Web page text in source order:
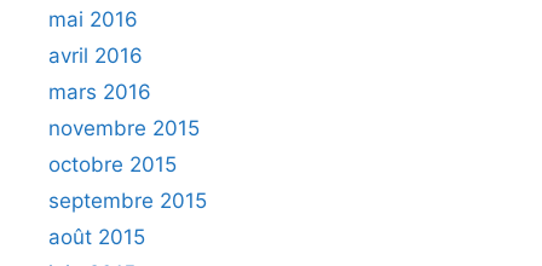
mai 2016
avril 2016
mars 2016
novembre 2015
octobre 2015
septembre 2015
août 2015